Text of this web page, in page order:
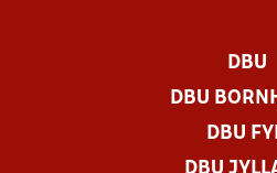
DBU
DBU
DBU